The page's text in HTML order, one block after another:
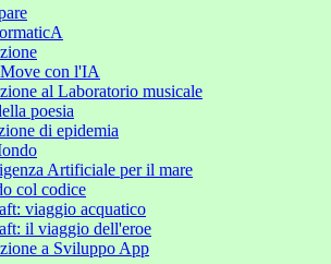
con l'IA
al Laboratorio musicale
poesia
di epidemia
Artificiale per il mare
col codice
viaggio acquatico
il viaggio dell'eroe
a Sviluppo App